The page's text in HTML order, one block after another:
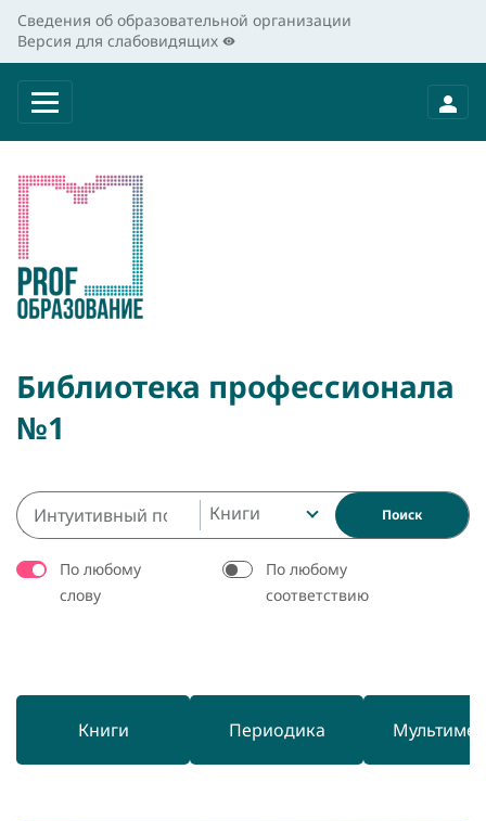
Сведения об образовательной организации
Версия для слабовидящих
Библиотека профессионала
№1
Книги Поиск
По любому
слову
По любому
соответствию
Книги Периодика